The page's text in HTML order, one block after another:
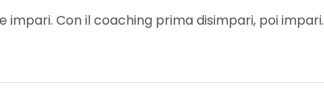
impari. Con il coaching prima disimpari, poi impari.